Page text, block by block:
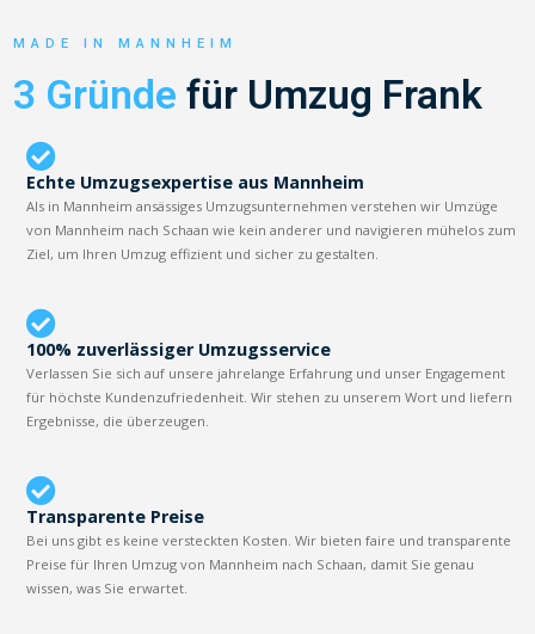
MADE IN MANNHEIM
3 Gründe für Umzug Frank
Echte Umzugsexpertise aus Mannheim
Als in Mannheim ansässiges Umzugsunternehmen verstehen wir Umzüge
von Mannheim nach Schaan wie kein anderer und navigieren mühelos zum
Ziel, um Ihren Umzug effizient und sicher zu gestalten.
100% zuverlässiger Umzugsservice
Verlassen Sie sich auf unsere jahrelange Erfahrung und unser Engagement
für höchste Kundenzufriedenheit. Wir stehen zu unserem Wort und liefern
Ergebnisse, die überzeugen.
Transparente Preise
Bei uns gibt es keine versteckten Kosten. Wir bieten faire und transparente
Preise für Ihren Umzug von Mannheim nach Schaan, damit Sie genau
wissen, was Sie erwartet.